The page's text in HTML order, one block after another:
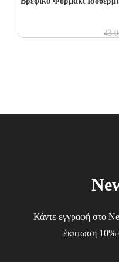
Κάντε εγγραφή στο
έκπτωση 10%